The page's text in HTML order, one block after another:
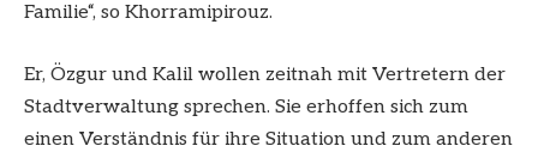
Familie“, so Khorramipirouz.
Er, Özgur und Kalil wollen zeitnah mit Vertretern der
Stadtverwaltung sprechen. Sie erhoffen sich zum
einen Verständnis für ihre Situation und zum anderen